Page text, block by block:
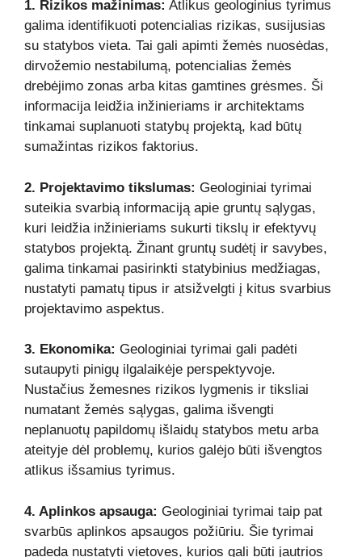
1. Rizikos mažinimas: Atlikus geologinius tyrimus
galima identifikuoti potencialias rizikas, susijusias
su statybos vieta. Tai gali apimti žemės nuosėdas,
dirvožemio nestabilumą, potencialias žemės
drebėjimo zonas arba kitas gamtines grėsmes. Ši
informacija leidžia inžinieriams ir architektams
tinkamai suplanuoti statybų projektą, kad būtų
sumažintas rizikos faktorius.
2. Projektavimo tikslumas: Geologiniai tyrimai
suteikia svarbią informaciją apie gruntų sąlygas,
kuri leidžia inžinieriams sukurti tikslų ir efektyvų
statybos projektą. Žinant gruntų sudėtį ir savybes,
galima tinkamai pasirinkti statybinius medžiagas,
nustatyti pamatų tipus ir atsižvelgti į kitus svarbius
projektavimo aspektus.
3. Ekonomika: Geologiniai tyrimai gali padėti
sutaupyti pinigų ilgalaikėje perspektyvoje.
Nustačius žemesnes rizikos lygmenis ir tiksliai
numatant žemės sąlygas, galima išvengti
neplanuotų papildomų išlaidų statybos metu arba
ateityje dėl problemų, kurios galėjo būti išvengtos
atlikus išsamius tyrimus.
4. Aplinkos apsauga: Geologiniai tyrimai taip pat
svarbūs aplinkos apsaugos požiūriu. Šie tyrimai
padeda nustatyti vietoves, kurios gali būti jautrios